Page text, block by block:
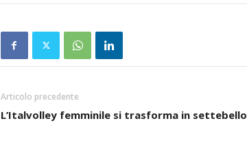
Articolo precedente
L’Italvolley femminile si trasforma in settebello